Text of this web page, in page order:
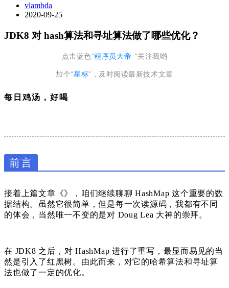
vlambda
2020-09-25
JDK8 对 hash算法和寻址算法做了哪些优化？
点击蓝色“程序员大帝 ”关注我哟
加个“星标”，及时阅读最新技术文章
每日鸡汤，好喝
前言
接着上篇文章《》，咱们继续聊聊 HashMap 这个重要的数
据结构。
虽然它很简单，但是每一次读源码，我都有不同
的体会，当然唯一不变的是对 Doug Lea 大神的崇拜。
在 JDK8 之后，对 HashMap 进行了重写，最显而易见的当
然是引入了红黑树。由此而来，对它的哈希算法和寻址算
法也做了一定的优化。